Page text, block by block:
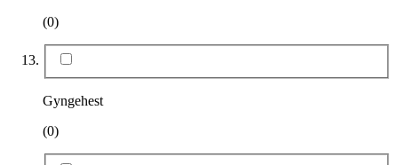
(0)
Gyngehest
(0)